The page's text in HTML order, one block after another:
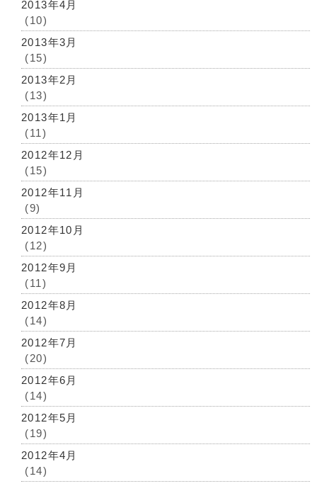
2013年4月
(10)
2013年3月
(15)
2013年2月
(13)
2013年1月
(11)
2012年12月
(15)
2012年11月
(9)
2012年10月
(12)
2012年9月
(11)
2012年8月
(14)
2012年7月
(20)
2012年6月
(14)
2012年5月
(19)
2012年4月
(14)